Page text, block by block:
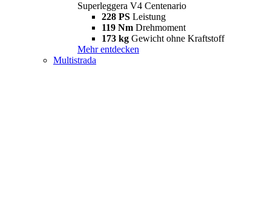
Superleggera V4 Centenario
228 PS Leistung
119 Nm Drehmoment
173 kg Gewicht ohne Kraftstoff
Mehr entdecken
Multistrada